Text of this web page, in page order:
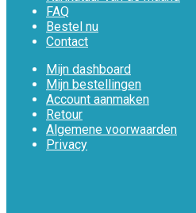
FAQ
Bestel nu
Contact
Mijn dashboard
Mijn bestellingen
Account aanmaken
Retour
Algemene voorwaarden
Privacy